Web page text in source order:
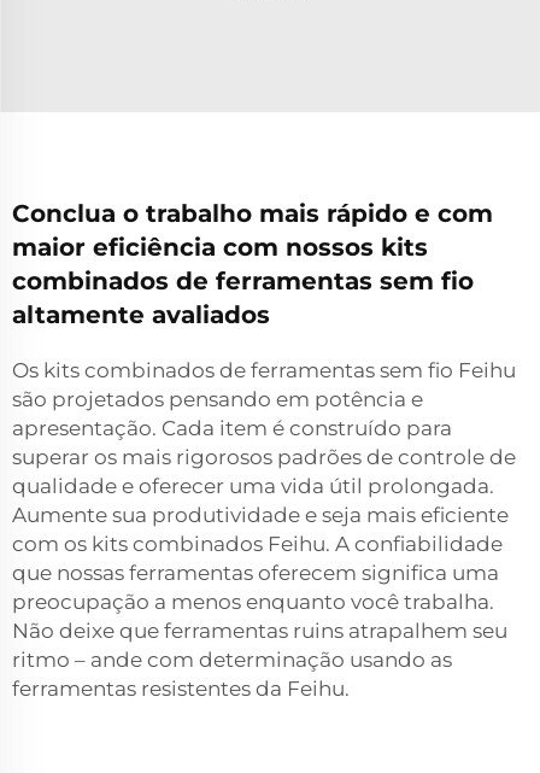
Conclua o trabalho mais rápido e com
maior eficiência com nossos kits
combinados de ferramentas sem fio
altamente avaliados
Os kits combinados de ferramentas sem fio Feihu
são projetados pensando em potência e
apresentação. Cada item é construído para
superar os mais rigorosos padrões de controle de
qualidade e oferecer uma vida útil prolongada.
Aumente sua produtividade e seja mais eficiente
com os kits combinados Feihu. A confiabilidade
que nossas ferramentas oferecem significa uma
preocupação a menos enquanto você trabalha.
Não deixe que ferramentas ruins atrapalhem seu
ritmo – ande com determinação usando as
ferramentas resistentes da Feihu.